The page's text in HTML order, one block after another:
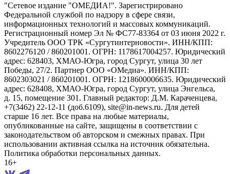
"Сетевое издание "ОМЕДИА!". Зарегистрировано
Федеральной службой по надзору в сфере связи,
информационных технологий и массовых коммуникаций.
Регистрационный номер Эл № ФС77-83364 от 03 июня 2022 г.
Учредитель ООО ТРК «Сургутинтерновости». ИНН/КПП:
8602276120 / 860201001. ОГРН: 1178617004257. Юридический
адрес: 628403, ХМАО-Югра, город Сургут, улица 30 лет
Победы, 27/2. Партнер ООО «ОМедиа». ИНН/КПП:
8602303021 / 860201001. ОГРН: 1218600006635. Юридический
адрес: 628408, ХМАО-Югра, город Сургут, улица Энгельса,
д. 15, помещение 301. Главный редактор: Д.М. Караченцева,
+7(3462) 22-12-11 (доб.6109), site@in-news.ru. Для детей
старше 16 лет. Все права на любые материалы,
опубликованные на сайте, защищены в соответствии с
законодательством об авторском и смежных правах. При
использовании активная ссылка на источник обязательна.
Политика обработки персональных данных.
16+